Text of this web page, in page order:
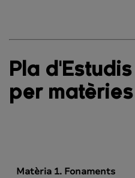
Pla
per matèries
Matèria 1. Fonaments